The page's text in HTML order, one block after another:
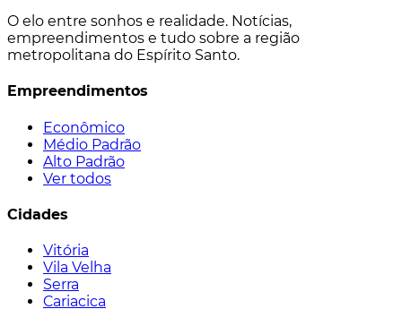
O elo entre sonhos e realidade. Notícias,
empreendimentos e tudo sobre a região
metropolitana do Espírito Santo.
Empreendimentos
Econômico
Médio Padrão
Alto Padrão
Ver todos
Cidades
Vitória
Vila Velha
Serra
Cariacica